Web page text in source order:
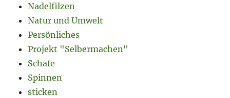
Nadelfilzen
Natur und Umwelt
Persönliches
Projekt "Selbermachen"
Schafe
Spinnen
sticken